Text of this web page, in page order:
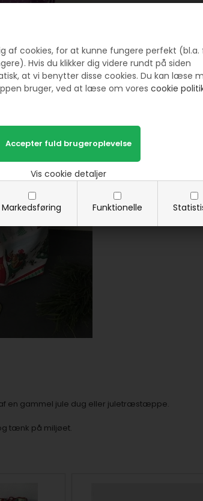
af cookies, for at kunne fungere perfekt
Hvis du klikker dig videre rundt på siden
at vi benytter disse cookies. Du kan læse
bruger, ved at læse om vores cookie
Markedsføring Funktionelle
Vis cookie detaljer
( også efter det gratis mønster)
en gammel jule dug eller juletræstæppe.
tænk på miljøet.